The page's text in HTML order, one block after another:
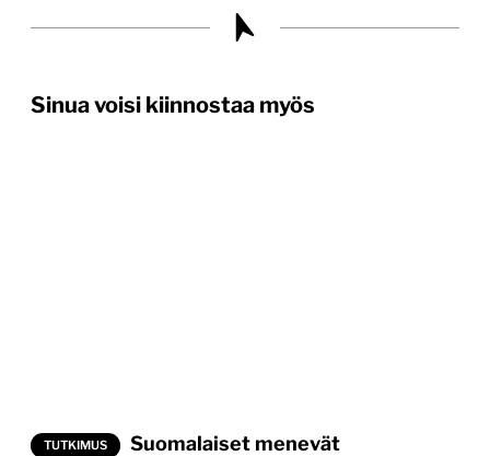
Sinua voisi kiinnostaa myös
TUTKIMUS
Suomalaiset menevät